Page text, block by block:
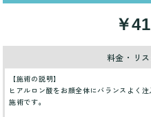
￥
料金・リ
【施術の説明】
ヒアルロン酸をお顔全体にバランスよく
施術です。